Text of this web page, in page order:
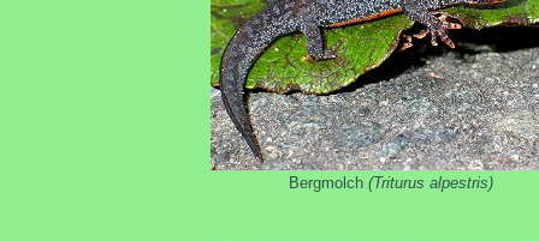
Bergmolch (Triturus alpestris)